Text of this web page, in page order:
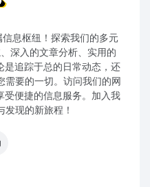
息枢纽！探索我们的多元
深入的文章分析、实用的
追踪于总的日常动态，还
需要的一切。访问我们的网
便捷的信息服务。加入我
现的新旅程！